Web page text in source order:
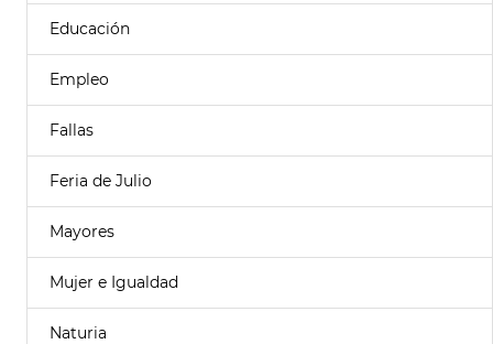
Educación
Empleo
Fallas
Feria de Julio
Mayores
Mujer e Igualdad
Naturia